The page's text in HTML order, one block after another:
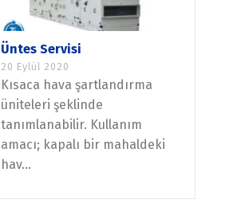
Üntes Servisi
20 Eylül 2020
Kısaca hava şartlandırma
üniteleri şeklinde
tanımlanabilir. Kullanım
amacı; kapalı bir mahaldeki
hav...